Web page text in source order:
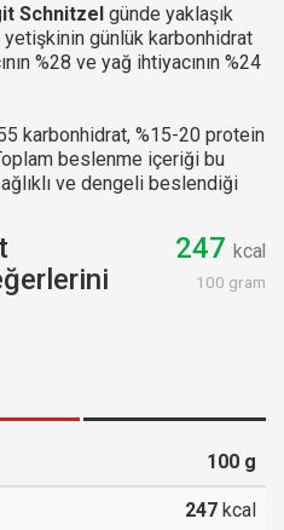
Schnitzel günde yaklaşık
günlük karbonhidrat
%28 ve yağ ihtiyacının %24
karbonhidrat, %15-20 protein
beslenme içeriği bu
ve dengeli beslendiği
247 kcal
100 gram
100 g
247 kcal